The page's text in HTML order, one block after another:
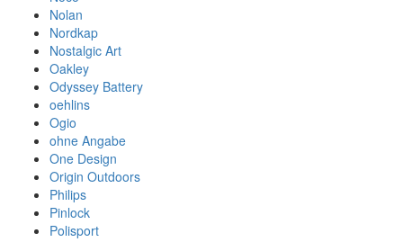
Nolan
Nordkap
Nostalgic Art
Oakley
Odyssey Battery
oehlins
Ogio
ohne Angabe
One Design
Origin Outdoors
Philips
Pinlock
Polisport